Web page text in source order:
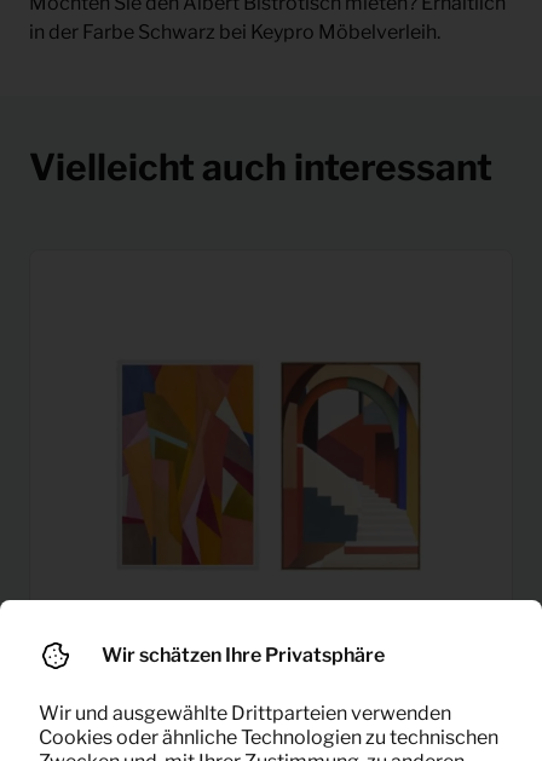
in der Farbe Schwarz bei Keypro Möbelverleih.
Vielleicht auch interessant
Gemälde Farbenreich
(90×140)
12,50
Pro Monat
Wir schätzen Ihre Privatsphäre
Wir und ausgewählte Drittparteien verwenden
Cookies oder ähnliche Technologien zu technischen